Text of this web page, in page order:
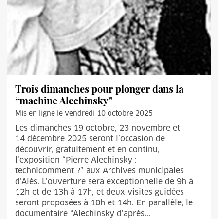
Trois dimanches pour plonger dans la
“machine Alechinsky”
Mis en ligne le vendredi 10 octobre 2025
Les dimanches 19 octobre, 23 novembre et
14 décembre 2025 seront l’occasion de
découvrir, gratuitement et en continu,
l’exposition “Pierre Alechinsky :
technicomment ?” aux Archives municipales
d’Alès. L’ouverture sera exceptionnelle de 9h à
12h et de 13h à 17h, et deux visites guidées
seront proposées à 10h et 14h. En parallèle, le
documentaire “Alechinsky d’après...